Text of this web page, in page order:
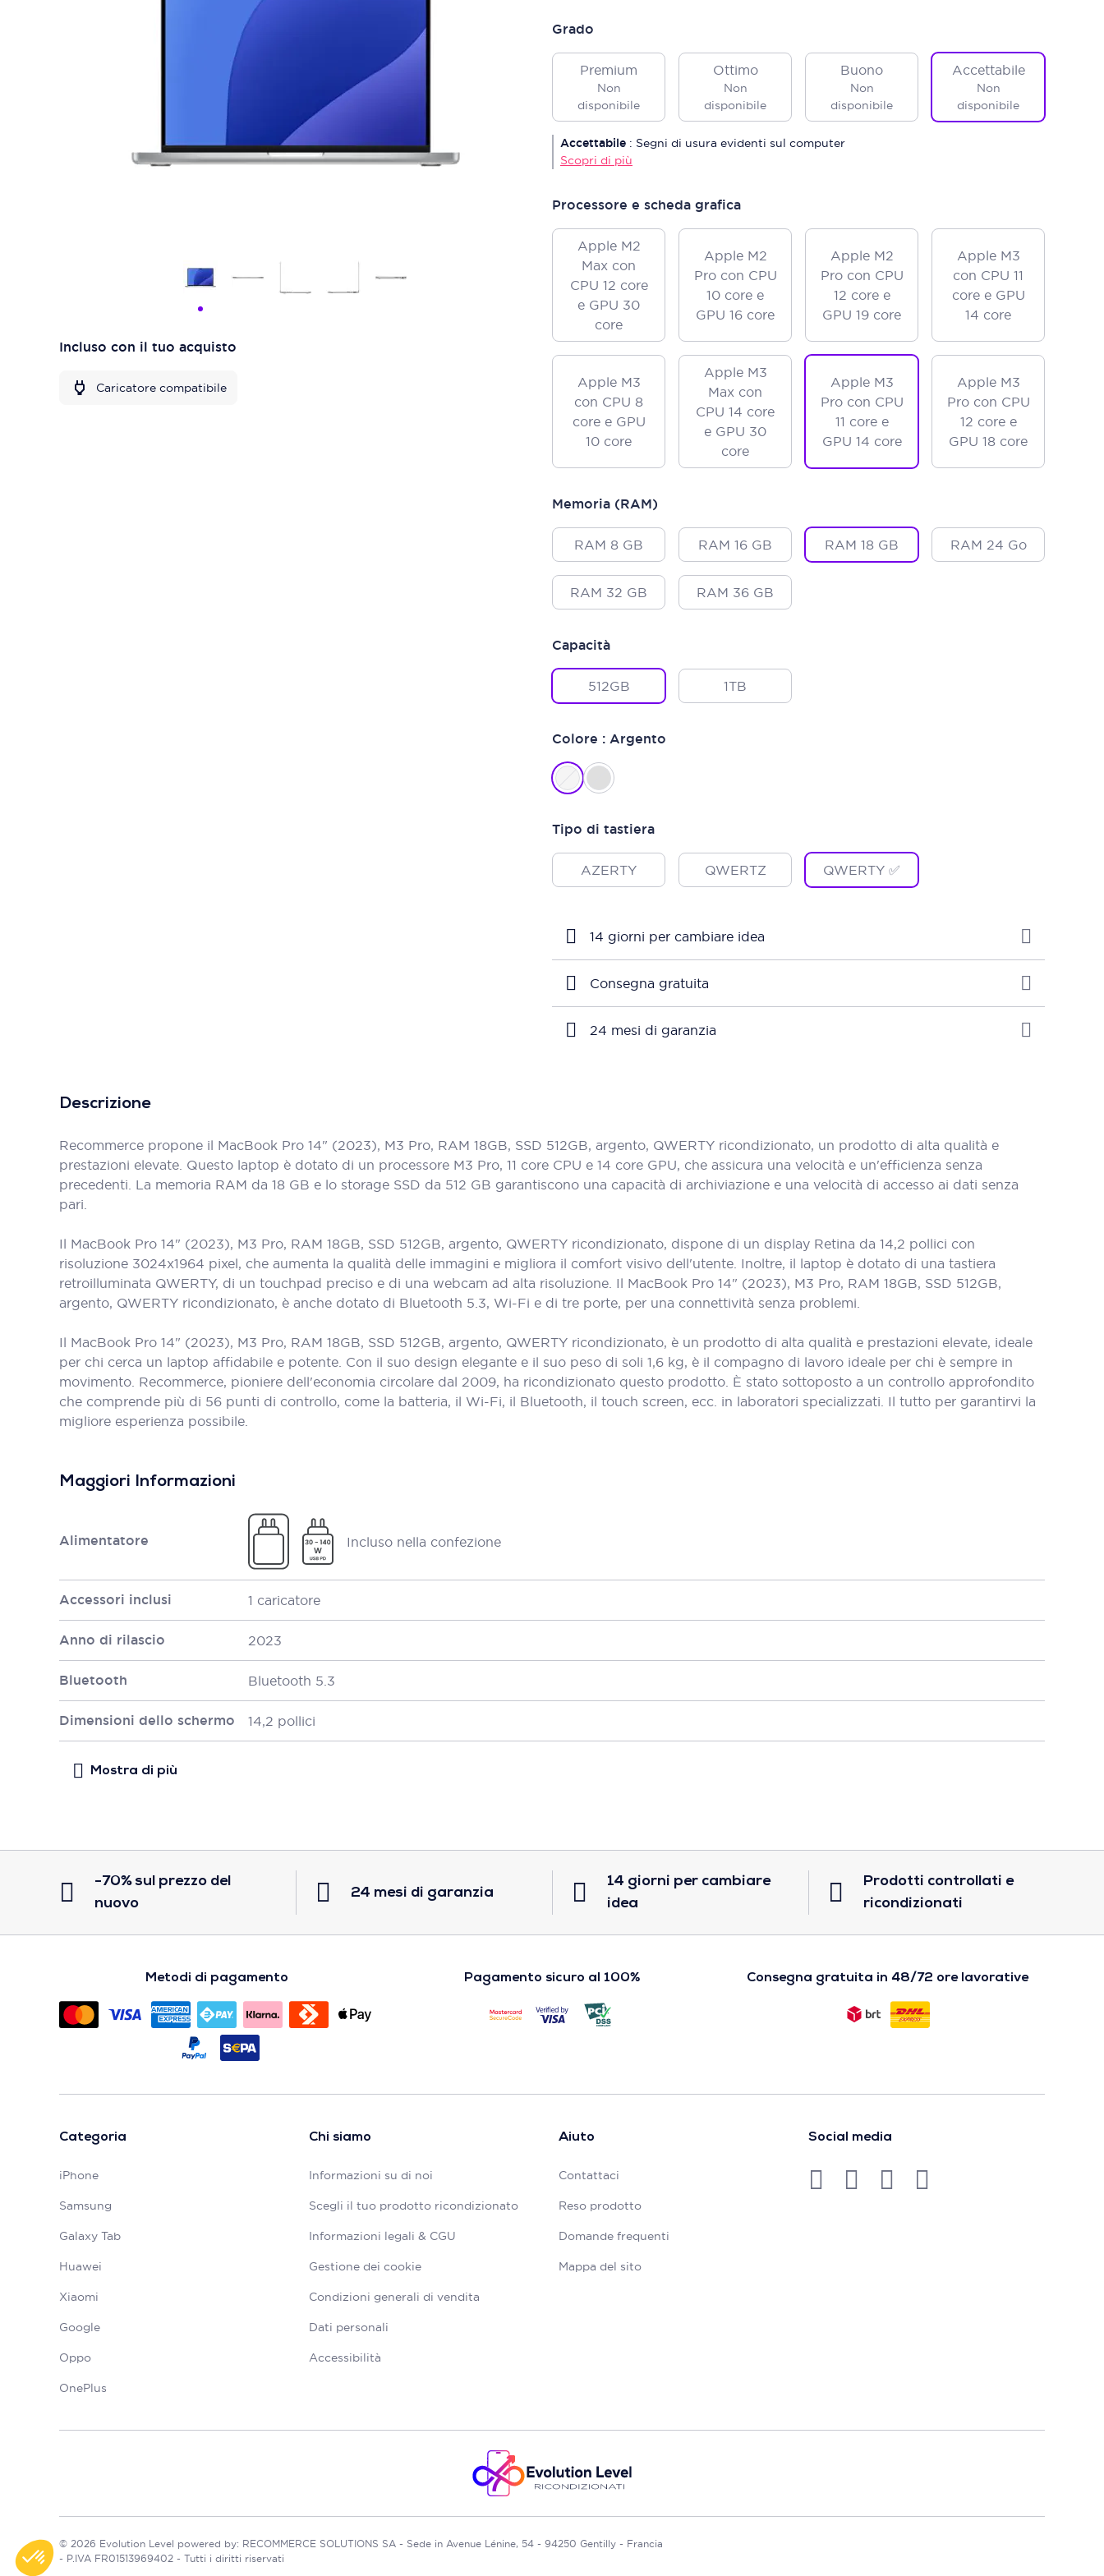
Incluso con il tuo acquisto
Caricatore compatibile
Grado
Premium
Non
disponibile
Ottimo
Non
disponibile
Buono
Non
disponibile
Accettabile
Non
disponibile
Accettabile : Segni di usura evidenti sul computer
Scopri di più
Processore e scheda grafica
Apple M2
Max con
CPU 12 core
e GPU 30
core
Apple M2
Pro con CPU
10 core e
GPU 16 core
Apple M2
Pro con CPU
12 core e
GPU 19 core
Apple M3
con CPU 11
core e GPU
14 core
Apple M3
con CPU 8
core e GPU
10 core
Apple M3
Max con
CPU 14 core
e GPU 30
core
Apple M3
Pro con CPU
11 core e
GPU 14 core
Apple M3
Pro con CPU
12 core e
GPU 18 core
Memoria (RAM)
RAM 8 GB RAM 16 GB RAM 18 GB RAM 24 Go
RAM 32 GB RAM 36 GB
Capacità
512GB 1TB
Colore : Argento
Tipo di tastiera
AZERTY QWERTZ QWERTY ✅
14 giorni per cambiare idea
Consegna gratuita
24 mesi di garanzia
Descrizione
Recommerce propone il MacBook Pro 14" (2023), M3 Pro, RAM 18GB, SSD 512GB, argento, QWERTY ricondizionato, un prodotto di alta qualità e
prestazioni elevate. Questo laptop è dotato di un processore M3 Pro, 11 core CPU e 14 core GPU, che assicura una velocità e un'efficienza senza
precedenti. La memoria RAM da 18 GB e lo storage SSD da 512 GB garantiscono una capacità di archiviazione e una velocità di accesso ai dati senza
pari.
Il MacBook Pro 14" (2023), M3 Pro, RAM 18GB, SSD 512GB, argento, QWERTY ricondizionato, dispone di un display Retina da 14,2 pollici con
risoluzione 3024x1964 pixel, che aumenta la qualità delle immagini e migliora il comfort visivo dell'utente. Inoltre, il laptop è dotato di una tastiera
retroilluminata QWERTY, di un touchpad preciso e di una webcam ad alta risoluzione. Il MacBook Pro 14" (2023), M3 Pro, RAM 18GB, SSD 512GB,
argento, QWERTY ricondizionato, è anche dotato di Bluetooth 5.3, Wi-Fi e di tre porte, per una connettività senza problemi.
Il MacBook Pro 14" (2023), M3 Pro, RAM 18GB, SSD 512GB, argento, QWERTY ricondizionato, è un prodotto di alta qualità e prestazioni elevate, ideale
per chi cerca un laptop affidabile e potente. Con il suo design elegante e il suo peso di soli 1,6 kg, è il compagno di lavoro ideale per chi è sempre in
movimento. Recommerce, pioniere dell'economia circolare dal 2009, ha ricondizionato questo prodotto. È stato sottoposto a un controllo approfondito
che comprende più di 56 punti di controllo, come la batteria, il Wi-Fi, il Bluetooth, il touch screen, ecc. in laboratori specializzati. Il tutto per garantirvi la
migliore esperienza possibile.
Maggiori Informazioni
Alimentatore Incluso nella confezione
Accessori inclusi 1 caricatore
Anno di rilascio 2023
Bluetooth Bluetooth 5.3
Dimensioni dello schermo 14,2 pollici
-70% sul prezzo del
nuovo
24 mesi di garanzia
14 giorni per cambiare
idea
Prodotti controllati e
ricondizionati
Metodi di pagamento Pagamento sicuro al 100% Consegna gratuita in 48/72 ore lavorative
Categoria
iPhone
Samsung
Galaxy Tab
Huawei
Xiaomi
Google
Oppo
OnePlus
Chi siamo
Informazioni su di noi
Scegli il tuo prodotto ricondizionato
Informazioni legali & CGU
Gestione dei cookie
Condizioni generali di vendita
Dati personali
Accessibilità
Aiuto
Contattaci
Reso prodotto
Domande frequenti
Mappa del sito
Social media
© 2026 Evolution Level powered by: RECOMMERCE SOLUTIONS SA - Sede in Avenue Lénine, 54 - 94250 Gentilly - Francia
- P.IVA FR01513969402 - Tutti i diritti riservati